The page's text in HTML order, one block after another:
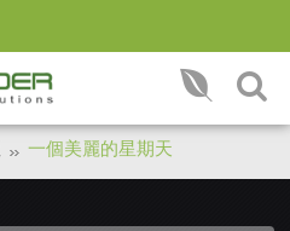
一個美麗的星期天